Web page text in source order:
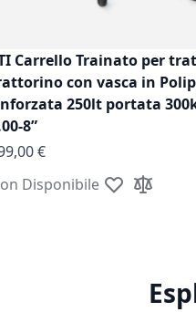
Carrello Trainato per
con vasca in
250lt portata
8”
€
Disponibile Aggiungi alla
Aggiungi